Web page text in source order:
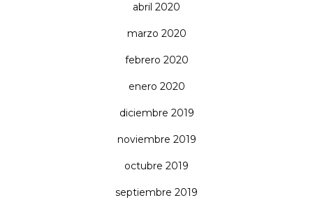
abril 2020
marzo 2020
febrero 2020
enero 2020
diciembre 2019
noviembre 2019
octubre 2019
septiembre 2019